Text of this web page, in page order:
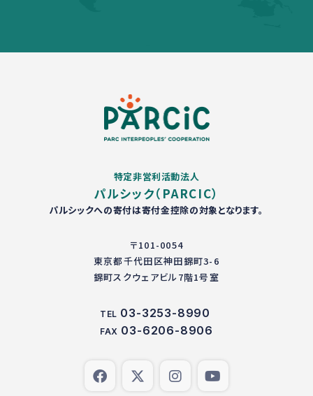
特定非営利活動法人
パルシック（PARCIC）
パルシックへの寄付は寄付金控除の対象となります。
〒101-0054
東京都千代田区神田錦町3-6
錦町スクウェアビル7階1号室
TEL 03-3253-8990
FAX 03-6206-8906